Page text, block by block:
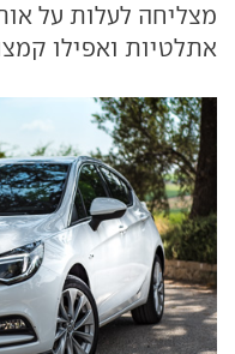
מצליחה לעלות על
אתלטיות ואפילו